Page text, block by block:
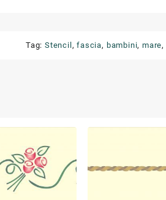
Tag:Stencil ,fascia, bambini, mare,